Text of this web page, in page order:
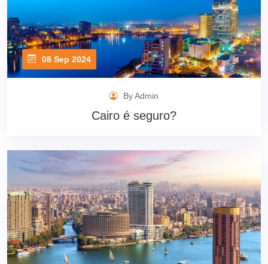
08 Sep 2024
By Admin
Cairo é seguro?